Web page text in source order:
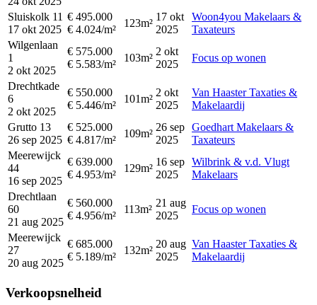
Sluiskolk 11
17 okt 2025
€ 495.000
€ 4.024/m²
123m²
17 okt
2025
Woon4you Makelaars &
Taxateurs
Wilgenlaan
1
2 okt 2025
€ 575.000
€ 5.583/m²
103m²
2 okt
2025
Focus op wonen
Drechtkade
6
2 okt 2025
€ 550.000
€ 5.446/m²
101m²
2 okt
2025
Van Haaster Taxaties &
Makelaardij
Grutto 13
26 sep 2025
€ 525.000
€ 4.817/m²
109m²
26 sep
2025
Goedhart Makelaars &
Taxateurs
Meerewijck
44
16 sep 2025
€ 639.000
€ 4.953/m²
129m²
16 sep
2025
Wilbrink & v.d. Vlugt
Makelaars
Drechtlaan
60
21 aug 2025
€ 560.000
€ 4.956/m²
113m²
21 aug
2025
Focus op wonen
Meerewijck
27
20 aug 2025
€ 685.000
€ 5.189/m²
132m²
20 aug
2025
Van Haaster Taxaties &
Makelaardij
Verkoopsnelheid